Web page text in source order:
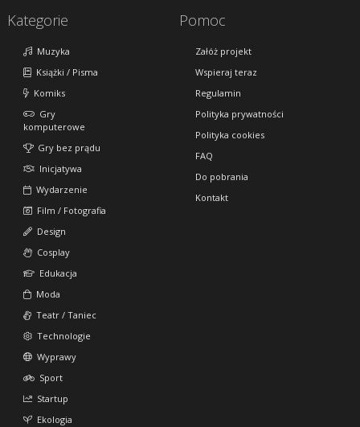
Kategorie
Muzyka
Książki / Pisma
Komiks
Gry
komputerowe
Gry bez prądu
Inicjatywa
Wydarzenie
Film / Fotografia
Design
Cosplay
Edukacja
Moda
Teatr / Taniec
Technologie
Wyprawy
Sport
Startup
Ekologia
Pomoc
Załóż projekt
Wspieraj teraz
Regulamin
Polityka prywatności
Polityka cookies
FAQ
Do pobrania
Kontakt